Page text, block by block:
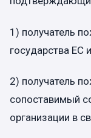
1) получатель
государства ЕС
2) получатель
сопоставимый
организации в